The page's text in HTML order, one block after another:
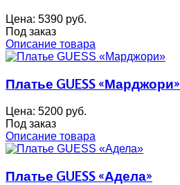
Цена: 5390 руб.
Под заказ
Описание товара
Платье GUESS «Марджори»
Цена: 5200 руб.
Под заказ
Описание товара
Платье GUESS «Адела»